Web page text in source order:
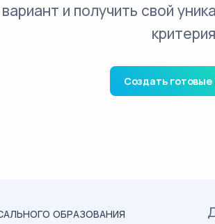
вариант и получить свой
Создать
ОБРАЗОВАНИЯ